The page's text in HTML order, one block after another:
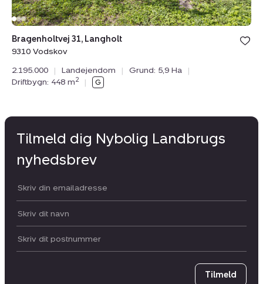
Bragenholtvej 31, Langholt
9310 Vodskov
2.195.000
| Landejendom | Grund: 5,9 Ha
|
Driftbygn: 448 m2 |
Tilmeld dig Nybolig Landbrugs
nyhedsbrev
Din email:
Dit navn:
Postnummer
Tilmeld